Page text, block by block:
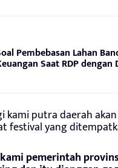
Pembebasan Lahan
Saat RDP
kami putra daerah
festival yang
pemerintah